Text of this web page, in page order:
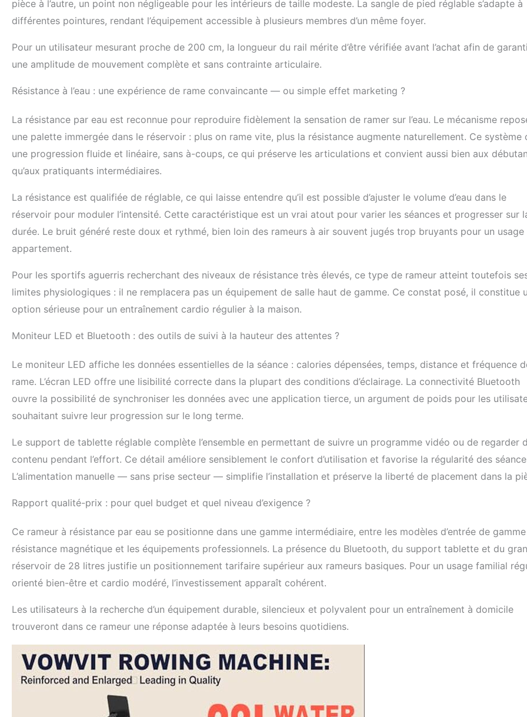
durabilité. La longueur de la piste de 105 cm garantit une
expérience d’aviron confortable pour les utilisateurs
la famille. Design ergonomique : spécialement conçu
avec une hauteur d'assise de 36 cm du sol, adapté aux
rameur offre un entraînement physique complet, y
musculaire de tout le corps, l'entraînement de la force et
de l'endurance, la coordination et l'entraînement de la
stabilité du tronc, la perte de graisse, l'amélioration de la
flexibilité et la relaxation mentale. C'est une méthode
rééducation. Poignée robuste et durable : notre rameuse
robuste de construction, qui garantit la stabilité et la
durée de vie de la machine. Par rapport à d'autres
guide en aluminium qui augmente la durée de vie globale
et améliore la surface de glissement pour offrir aux
utilisateurs une expérience d'entraînement plus stable et
confortable. Garantie complète du service client : La
livrée avec une garantie de 2 ans, nous offrons
n'êtes pas satisfait du produit. Assistance client 24
heures sur 24, support technique professionnel,
instructions détaillées pour l'utilisation et tutoriels vidéo
garantissent une utilisation sans soucis.
pièce à l’autre, un point non négligeable pour les intérieurs de taille modeste. La sangle de pied réglable s’adapte à
différentes pointures, rendant l’équipement accessible à plusieurs membres d’un même foyer.
Pour un utilisateur mesurant proche de 200 cm, la longueur du rail mérite d’être vérifiée avant l’achat afin de
une amplitude de mouvement complète et sans contrainte articulaire.
Résistance à l’eau : une expérience de rame convaincante — ou simple effet marketing ?
La résistance par eau est reconnue pour reproduire fidèlement la sensation de ramer sur l’eau. Le mécanisme
une palette immergée dans le réservoir : plus on rame vite, plus la résistance augmente naturellement. Ce système
une progression fluide et linéaire, sans à-coups, ce qui préserve les articulations et convient aussi bien aux
qu’aux pratiquants intermédiaires.
La résistance est qualifiée de réglable, ce qui laisse entendre qu’il est possible d’ajuster le volume d’eau dans le
réservoir pour moduler l’intensité. Cette caractéristique est un vrai atout pour varier les séances et progresser sur
durée. Le bruit généré reste doux et rythmé, bien loin des rameurs à air souvent jugés trop bruyants pour un usage
appartement.
Pour les sportifs aguerris recherchant des niveaux de résistance très élevés, ce type de rameur atteint toutefois
limites physiologiques : il ne remplacera pas un équipement de salle haut de gamme. Ce constat posé, il constitue
option sérieuse pour un entraînement cardio régulier à la maison.
Moniteur LED et Bluetooth : des outils de suivi à la hauteur des attentes ?
Le moniteur LED affiche les données essentielles de la séance : calories dépensées, temps, distance et fréquence
rame. L’écran LED offre une lisibilité correcte dans la plupart des conditions d’éclairage. La connectivité Bluetooth
ouvre la possibilité de synchroniser les données avec une application tierce, un argument de poids pour les
souhaitant suivre leur progression sur le long terme.
Le support de tablette réglable complète l’ensemble en permettant de suivre un programme vidéo ou de regarder
contenu pendant l’effort. Ce détail améliore sensiblement le confort d’utilisation et favorise la régularité des
L’alimentation manuelle — sans prise secteur — simplifie l’installation et préserve la liberté de placement dans la
Rapport qualité-prix : pour quel budget et quel niveau d’exigence ?
Ce rameur à résistance par eau se positionne dans une gamme intermédiaire, entre les modèles d’entrée de
résistance magnétique et les équipements professionnels. La présence du Bluetooth, du support tablette et du
réservoir de 28 litres justifie un positionnement tarifaire supérieur aux rameurs basiques. Pour un usage familial
orienté bien-être et cardio modéré, l’investissement apparaît cohérent.
Les utilisateurs à la recherche d’un équipement durable, silencieux et polyvalent pour un entraînement à domicile
trouveront dans ce rameur une réponse adaptée à leurs besoins quotidiens.